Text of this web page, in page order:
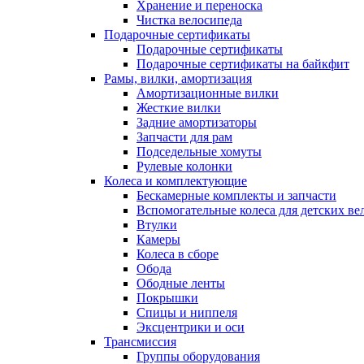
Хранение и переноска
Чистка велосипеда
Подарочные сертификаты
Подарочные сертификаты
Подарочные сертификаты на байкфит
Рамы, вилки, амортизация
Амортизационные вилки
Жесткие вилки
Задние амортизаторы
Запчасти для рам
Подседельные хомуты
Рулевые колонки
Колеса и комплектующие
Бескамерные комплекты и запчасти
Вспомогательные колеса для детских
Втулки
Камеры
Колеса в сборе
Обода
Ободные ленты
Покрышки
Спицы и ниппеля
Эксцентрики и оси
Трансмиссия
Группы оборудования